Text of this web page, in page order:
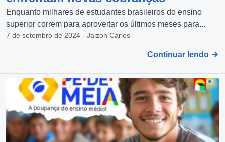
Enquanto milhares de estudantes brasileiros do ensino
superior correm para aproveitar os últimos meses para...
7 de setembro de 2024 - Jaizon Carlos
Continuar lendo